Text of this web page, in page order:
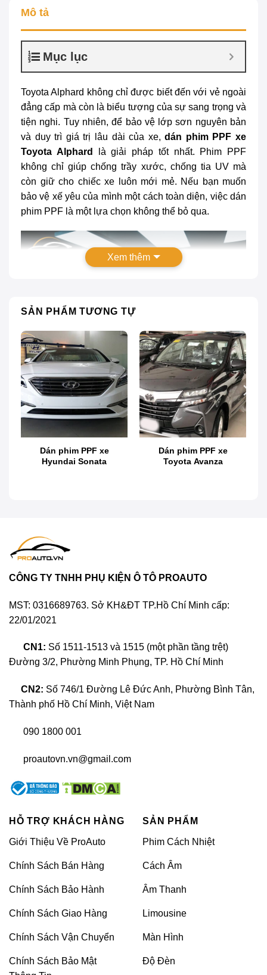
Mô tả
Mục lục
Toyota Alphard không chỉ được biết đến với vẻ ngoài
đẳng cấp mà còn là biểu tượng của sự sang trọng và
tiện nghi. Tuy nhiên, để bảo vệ lớp sơn nguyên bản
và duy trì giá trị lâu dài của xe,dán phim PPF xe
Toyota Alphard
là giải pháp tốt nhất. Phim PPF
không chỉ giúp chống trầy xước, chống tia UV mà
còn giữ cho chiếc xe luôn mới mẻ. Nếu bạn muốn
bảo vệ xế yêu của mình một cách toàn diện, việc dán
phim PPF là một lựa chọn không thể bỏ qua.
Dán phim PPF xe Toyota Alphard: Bảng giá mới nhất
Có nên dán phim PPF xe Toyota Alphard
?
Toyota Alphard là một trong những mẫu xe cao cấp
như trầy xước, phai màu do nắng mưa, hoặc những
va chạm nhỏ trong quá trình di chuyển. Đây là lý do vì
thành lựa chọn phổ biến để bảo vệ xế yêu.
Có nên dán phim PPF xe Toyota Alphard?
Phim PPF (Paint Protection Film) là một lớp phim
trong suốt được dán lên bề mặt xe, có tác dụng bảo
vệ lớp sơn khỏi những tác động ngoại lực, chống lại
tia UV và giữ cho màu sơn xe luôn như mới. Đặc
biệt, với các loại phim PPF cao cấp, khả năng tự
phục hồi vết xước nhỏ mà không cần đến nhiệt độ
cao là một trong những điểm nổi bật khiến người
không chỉ đại diện cho phong cách mà còn là sự đầu
tư đáng giá, việc bảo vệ nó khỏi những tổn thương
Xem thêm
SẢN PHẨM TƯƠNG TỰ
Dán phim PPF xe
Hyundai Sonata
Dán phim PPF xe
Toyota Avanza
CÔNG TY TNHH PHỤ KIỆN Ô TÔ PROAUTO
MST: 0316689763. Sở KH&ĐT TP.Hồ Chí Minh cấp:
22/01/2021
CN1: Số 1511-1513 và 1515 (một phần tầng trệt)
Đường 3/2, Phường Minh Phụng, TP. Hồ Chí Minh
CN2: Số 746/1 Đường Lê Đức Anh, Phường Bình Tân,
Thành phố Hồ Chí Minh, Việt Nam
090 1800 001
proautovn.vn@gmail.com
HỖ TRỢ KHÁCH HÀNG
Giới Thiệu Về ProAuto
Chính Sách Bán Hàng
Chính Sách Bảo Hành
Chính Sách Giao Hàng
Chính Sách Vận Chuyển
Chính Sách Bảo Mật
SẢN PHẨM
Phim Cách Nhiệt
Cách Âm
Âm Thanh
Limousine
Màn Hình
Độ Đèn